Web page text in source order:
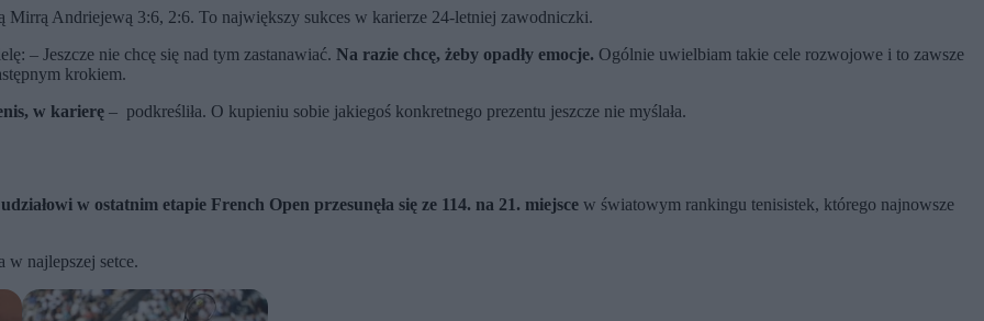
Mirrą Andriejewą 3:6, 2:6. To największy sukces w karierze 24-letniej zawodniczki.
– Jeszcze nie chcę się nad tym zastanawiać. Na razie chcę, żeby opadły emocje. Ogólnie uwielbiam takie cele rozwojowe i to zawsze
krokiem.
w karierę – podkreśliła. O kupieniu sobie jakiegoś konkretnego prezentu jeszcze nie myślała.
w ostatnim etapie French Open przesunęła się ze 114. na 21. miejsce w światowym rankingu tenisistek, którego najnowsze
najlepszej setce.